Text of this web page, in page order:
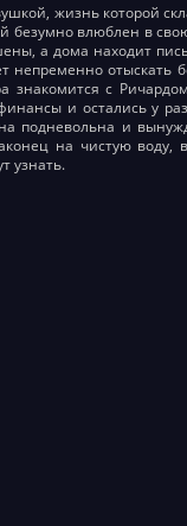
жизнь которой
влюблен в
а дома находит
непременно
знакомится с
и остались у
подневольна и
на чистую
узнать.